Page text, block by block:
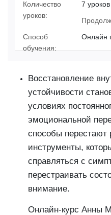
Количество
уроков:
7 уроков
Способ
обучения:
Онлайн
Восстановление
устойчивости
условиях
эмоциональной
способы перестают
инструменты,
справляться с
перестраивать
внимание.
Онлайн-курс Анны